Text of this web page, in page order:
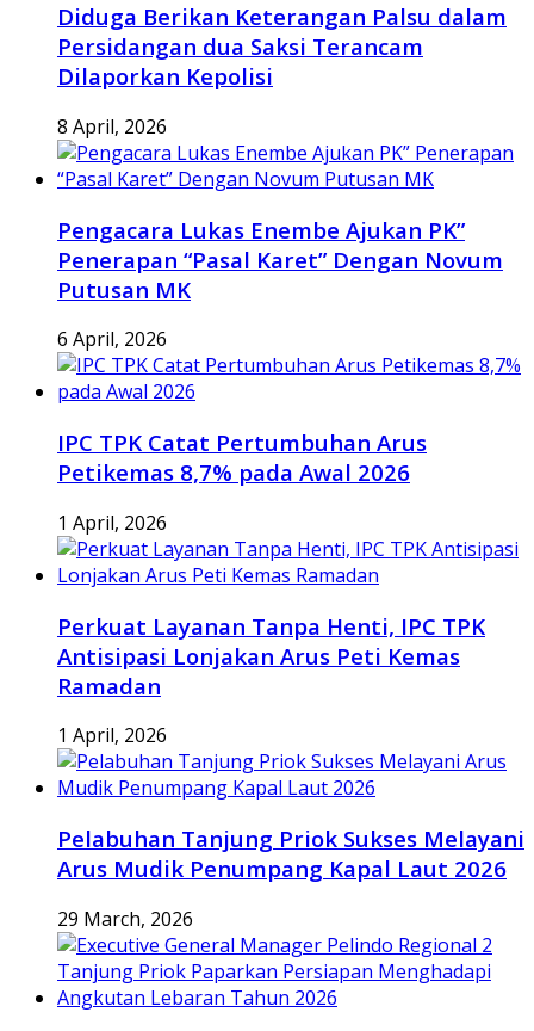
Diduga Berikan Keterangan Palsu dalam
Persidangan dua Saksi Terancam
Dilaporkan Kepolisi
8 April, 2026
Pengacara Lukas Enembe Ajukan PK”
Penerapan “Pasal Karet” Dengan Novum
Putusan MK
6 April, 2026
IPC TPK Catat Pertumbuhan Arus
Petikemas 8,7% pada Awal 2026
1 April, 2026
Perkuat Layanan Tanpa Henti, IPC TPK
Antisipasi Lonjakan Arus Peti Kemas
Ramadan
1 April, 2026
Pelabuhan Tanjung Priok Sukses Melayani
Arus Mudik Penumpang Kapal Laut 2026
29 March, 2026